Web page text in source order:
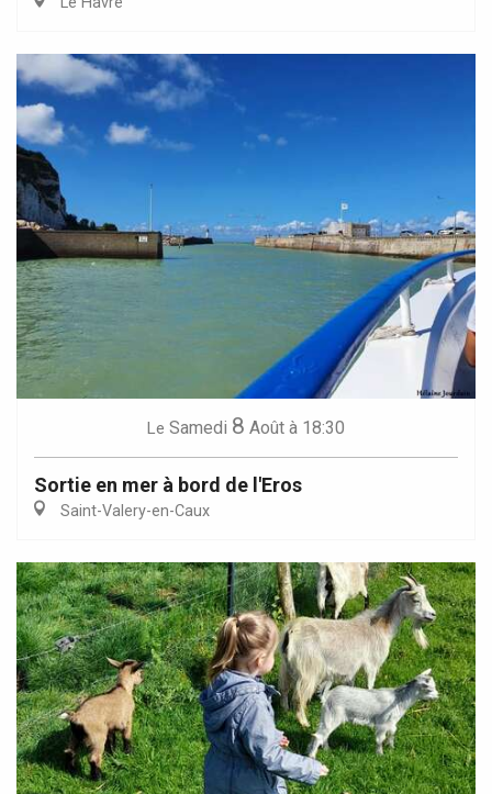
Le Samedi 8 Août à 18:30
Sortie en mer à bord de l'Eros
Saint-Valery-en-Caux